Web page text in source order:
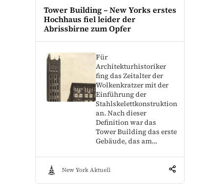
Tower Building – New Yorks erstes
Hochhaus fiel leider der
Abrissbirne zum Opfer
Für
Architekturhistoriker
fing das Zeitalter der
Wolkenkratzer mit der
Einführung der
Stahlskelettkonstruktion
an. Nach dieser
Definition war das
Tower Building das erste
Gebäude, das am…
New York Aktuell